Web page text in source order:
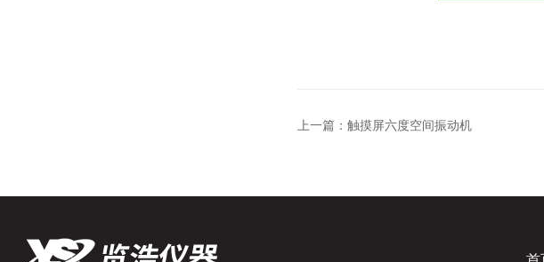
上一篇： 触摸屏六度空间振动机